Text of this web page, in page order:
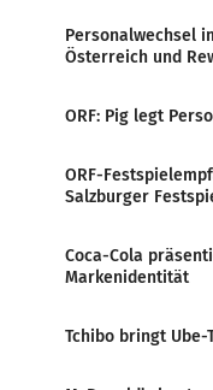
Personalwechsel
Österreich und
ORF: Pig legt
ORF-
Salzburger
Coca-Cola
Markenidentität
Tchibo bringt